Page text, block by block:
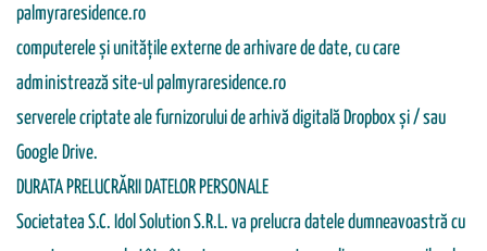
palmyraresidence.ro
computerele și unitățile externe de arhivare de date, cu care
administrează site-ul palmyraresidence.ro
serverele criptate ale furnizorului de arhivă digitală Dropbox și / sau
Google Drive.
DURATA PRELUCRĂRII DATELOR PERSONALE
Societatea S.C. Idol Solution S.R.L. va prelucra datele dumneavoastră cu